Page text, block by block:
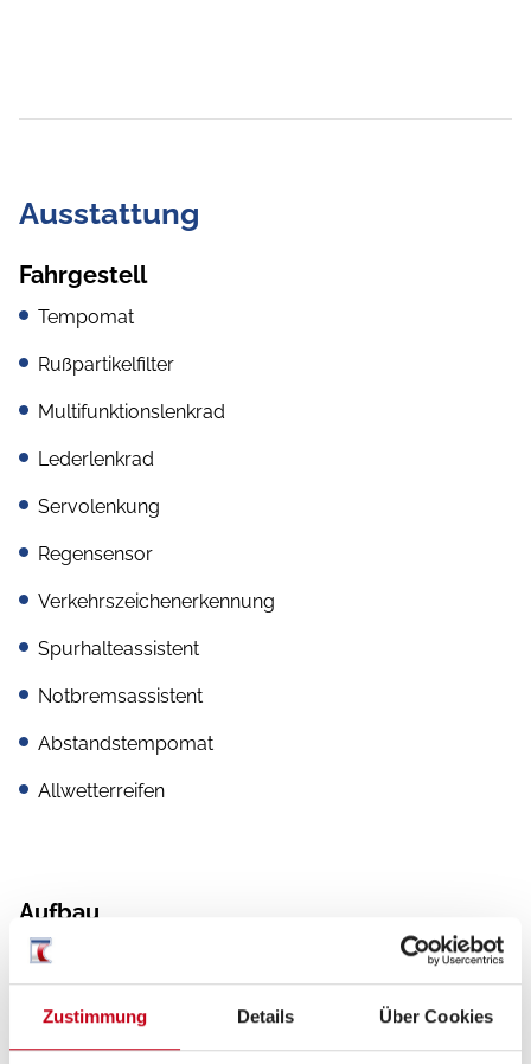
Zustimmung Details Über Cookies
Ausstattung
Fahrgestell
Tempomat
Rußpartikelfilter
Multifunktionslenkrad
Lederlenkrad
Servolenkung
Regensensor
Verkehrszeichenerkennung
Spurhalteassistent
Notbremsassistent
Abstandstempomat
Allwetterreifen
Aufbau
Markise
Fahrradträger